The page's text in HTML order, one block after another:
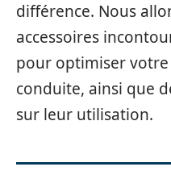
différence. Nous
accessoires
pour optimiser
conduite, ainsi que
sur leur utilisation.